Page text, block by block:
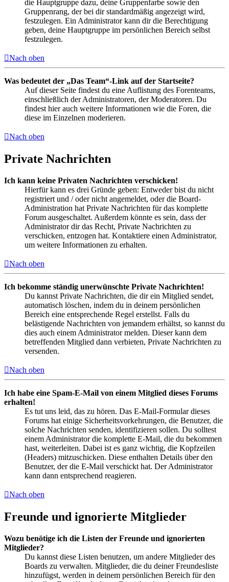
die Hauptgruppe dazu, deine Gruppenfarbe sowie den
Gruppenrang, der bei dir standardmäßig angezeigt wird,
festzulegen. Ein Administrator kann dir die Berechtigung
geben, deine Hauptgruppe im persönlichen Bereich selbst
festzulegen.
Nach oben
Was bedeutet der „Das Team“-Link auf der Startseite?
Auf dieser Seite findest du eine Auflistung des Forenteams,
einschließlich der Administratoren, der Moderatoren. Du
findest hier auch weitere Informationen wie die Foren, die
diese im Einzelnen moderieren.
Nach oben
Private Nachrichten
Ich kann keine Privaten Nachrichten verschicken!
Hierfür kann es drei Gründe geben: Entweder bist du nicht
registriert und / oder nicht angemeldet, oder die Board-
Administration hat Private Nachrichten für das komplette
Forum ausgeschaltet. Außerdem könnte es sein, dass der
Administrator dir das Recht, Private Nachrichten zu
verschicken, entzogen hat. Kontaktiere einen Administrator,
um weitere Informationen zu erhalten.
Nach oben
Ich bekomme ständig unerwünschte Private Nachrichten!
Du kannst Private Nachrichten, die dir ein Mitglied sendet,
automatisch löschen, indem du in deinem persönlichen
Bereich eine entsprechende Regel erstellst. Falls du
belästigende Nachrichten von jemandem erhältst, so kannst du
dies auch einem Administrator melden. Dieser kann dem
betreffenden Mitglied dann verbieten, Private Nachrichten zu
versenden.
Nach oben
Ich habe eine Spam-E-Mail von einem Mitglied dieses Forums
erhalten!
Es tut uns leid, das zu hören. Das E-Mail-Formular dieses
Forums hat einige Sicherheitsvorkehrungen, die Benutzer, die
solche Nachrichten senden, identifizieren sollen. Du solltest
einem Administrator die komplette E-Mail, die du bekommen
hast, weiterleiten. Dabei ist es ganz wichtig, die Kopfzeilen
(Headers) mitzuschicken. Diese enthalten Details über den
Benutzer, der die E-Mail verschickt hat. Der Administrator
kann dann entsprechend reagieren.
Nach oben
Freunde und ignorierte Mitglieder
Wozu benötige ich die Listen der Freunde und ignorierten
Mitglieder?
Du kannst diese Listen benutzen, um andere Mitglieder des
Boards zu verwalten. Mitglieder, die du deiner Freundesliste
hinzufügst, werden in deinem persönlichen Bereich für den